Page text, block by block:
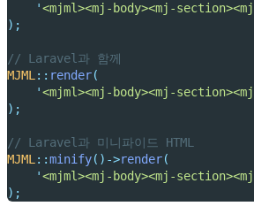
'<mjml><mj-body><mj-
);
// Laravel과 함께
MJML:: render(
'<mjml><mj-body><mj-
);
// Laravel과 미니파이드 HTML
MJML::minify()->render(
'<mjml><mj-body><mj-
);